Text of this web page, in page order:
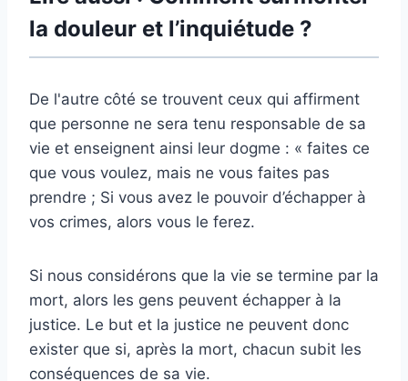
la douleur et l’inquiétude ?
De l'autre côté se trouvent ceux qui affirment
que personne ne sera tenu responsable de sa
vie et enseignent ainsi leur dogme : « faites ce
que vous voulez, mais ne vous faites pas
prendre ; Si vous avez le pouvoir d’échapper à
vos crimes, alors vous le ferez.
Si nous considérons que la vie se termine par la
mort, alors les gens peuvent échapper à la
justice. Le but et la justice ne peuvent donc
exister que si, après la mort, chacun subit les
conséquences de sa vie.